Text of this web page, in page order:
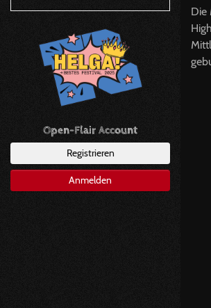
Open-Flair Account
Registrieren
Anmelden
Die